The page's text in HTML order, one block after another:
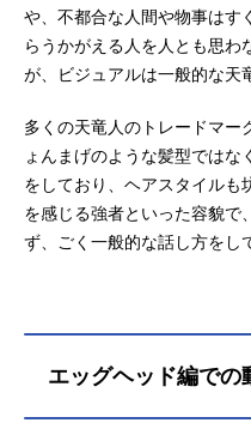
や、不都合な人間や物事はす
らうかがえる人を人とも思わ
が、ビジュアルは一般的な天
多くの天竜人のトレードマー
ょんまげのような髪型では
をしており、ヘアスタイルも
を感じる強者といった容貌で
ず、ごく一般的な話し方をし
エッグヘッド編での